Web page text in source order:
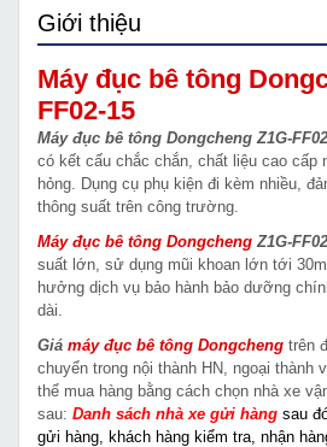
Giới thiệu
Máy đục bê tông
FF02-15
Máy đục bê tông Dongcheng Z1G-
có kết cấu chắc chắn, chất liệu cao cấp
hỏng. Dụng cụ phụ kiện đi kèm nhiều,
thông suất trên công trường.
Máy đục bê tông Dongcheng Z1G-
suất lớn, sử dụng mũi khoan lớn tới
hưởng dịch vụ bảo hành bảo dưỡng
dài.
Giá máy đục bê tông Dongcheng trên
chuyển trong nội thành HN, ngoại thành
thể mua hàng bằng cách chọn nhà xe
sau: Danh sách nhà xe gửi hàng sau
gửi hàng, khách hàng kiểm tra, nhận